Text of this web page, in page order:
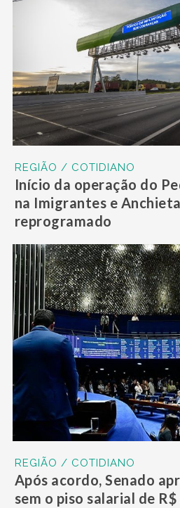
REGIÃO / COTIDIANO
Início da operação do
na Imigrantes e
reprogramado
REGIÃO / COTIDIANO
Após acordo, Senado
sem o piso salarial de